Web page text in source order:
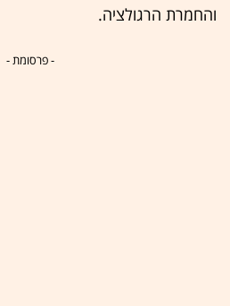
והחמרת הרגולציה.
- פרסומת -